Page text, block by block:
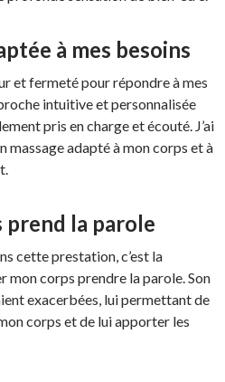
à mes besoins
et fermeté pour répondre à mes
intuitive et personnalisée
pris en charge et écouté. J’ai
massage adapté à mon corps et à
prend la parole
cette prestation, c’est la
mon corps prendre la parole. Son
exacerbées, lui permettant de
corps et de lui apporter les